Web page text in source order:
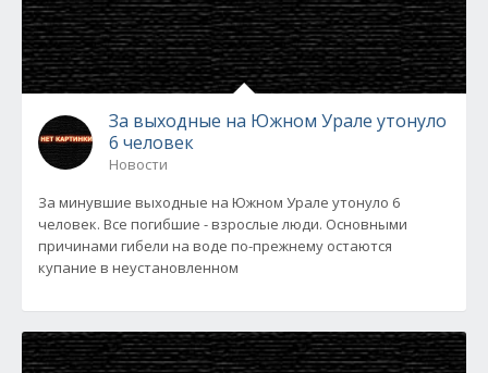
За выходные на Южном Урале утонуло
6 человек
Новости
За минувшие выходные на Южном Урале утонуло 6
человек. Все погибшие - взрослые люди. Основными
причинами гибели на воде по-прежнему остаются
купание в неустановленном